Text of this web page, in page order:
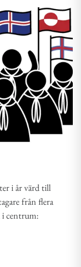
i år värd till
från flera
i centrum: